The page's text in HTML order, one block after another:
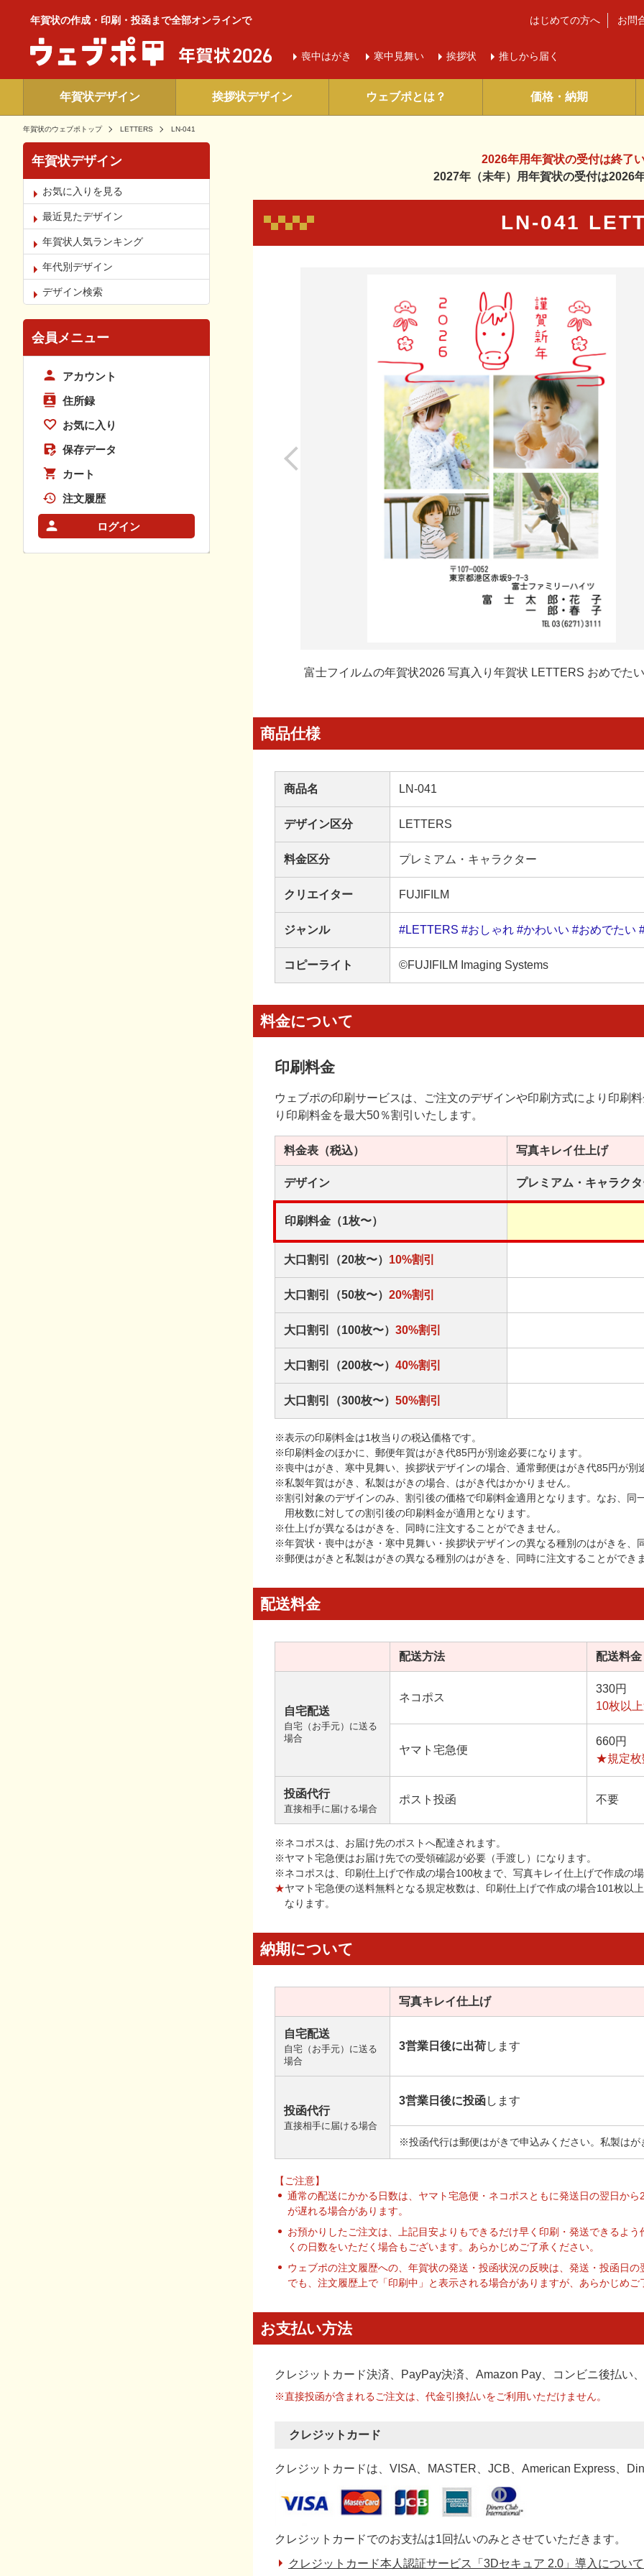
年賀状の作成・印刷・投函まで全部オンラインで
喪中はがき 寒中 見舞い 挨拶状 推しから届く
はじめての方へ お問
年賀状デザイン 挨拶状デザイン ウェブポとは？ 価格・納期
年賀状のウェブポトップ LETTERS LN-041
2026年用年賀状の受付は終了
2027年（未年）用年賀状の受付は2026
LN-041
富士フイルムの年賀状2026 写真入り年賀状 LETTERS おめでた
商品仕様
商品名 LN-041
デザイン区分 LETTERS
料金区分 プレミアム・キャラクター
クリエイター FUJIFILM
ジャンル #LETTERS #おしゃれ #かわいい #おめでたい
コピーライト ©FUJIFILM Imaging Systems
料金について
印刷料金
ウェブポの印刷サービスは、ご注文のデザインや印刷方式により印刷
り印刷料金を最大50％割引いたします。
料金表 （税込） 写真キレイ仕上げ
デザイン プレミアム・ キャラク
印刷料金（1枚〜）
大口割引（20枚〜） 10%割引
大口割引（50枚〜） 20%割引
大口割引（100枚〜） 30%割引
大口割引（200枚〜） 40%割引
大口割引（300枚〜） 50%割引
※表示の印刷料金は1枚当りの税込価格です。
※印刷料金のほかに、郵便年賀はがき代85円が別途必要になります。
※喪中はがき、寒中見舞い、挨拶状デザインの場合、通常郵便はがき代85円が別
※私製年賀はがき、私製はがきの場合、はがき代はかかりません。
※割引対象のデザインのみ、割引後の価格で印刷料金適用となります。なお、同
用枚数に対しての割引後の印刷料金が適用となります。
※仕上げが異なるはがきを、同時に注文することができません。
※年賀状・喪中はがき・寒中見舞い・挨拶状デザインの異なる種別のはがきを、
※郵便はがきと私製はがきの異なる種別のはがきを、同時に注文することができま
配送料金
配送方法 配送料金
自宅配送
自宅（お手元）に送る
場合
ネコポス
330円
10枚以
ヤマト宅急便
660円
★規定枚
投函代行
直接相手に届ける場合
ポスト投函 不要
※ネコポスは、お届け先のポストへ配達されます。
※ヤマト宅急便はお届け先での受領確認が必要（手渡し）になります。
※ネコポスは、印刷仕上げで作成の場合100枚まで、写真キレイ仕上げで作成の
★ヤマト宅急便の送料無料となる規定枚数は、印刷仕上げで作成の場合101枚以
なります。
納期について
写真キレイ仕上げ
自宅配送
自宅（お手元）に送る
場合
3営業日後に出荷します
投函代行
直接相手に届ける場合
3営業日後に投函します
※投函代行は郵便はがきで申込みください。私製はが
【ご注意】
通常の配送にかかる日数は、ヤマト宅急便・ネコポスともに発送日の翌日か
が遅れる場合があります。
お預かりしたご注文は、上記目安よりもできるだけ早く印刷・発送できるよ
くの日数をいただく場合もございます。あらかじめご了承ください。
ウェブポの注文履歴への、年賀状の発送・投函状況の反映は、発送・投函日
でも、注文履歴上で「印刷中」と表示される場合がありますが、あらかじめご
お支払い方法
クレジットカード決済、PayPay決済 、Amazon Pay、コンビニ後払い
※直接投函が含まれるご注文は、代金引換払いをご利用いただけません。
クレジットカード
クレジットカードは、VISA、MASTER、JCB、American Express、
クレジットカードでのお支払は1回払いのみとさせていただきます。
クレジットカード本人認証サービス「3Dセキュア 2.0」導入について
年賀状デザイン
お気に入りを見る
最近見たデザイン
年賀状人気ランキング
年代別デザイン
デザイン検索
会員メニュー
アカウント
住所録
お気に入り
保存データ
カート
注文履歴
ログイン